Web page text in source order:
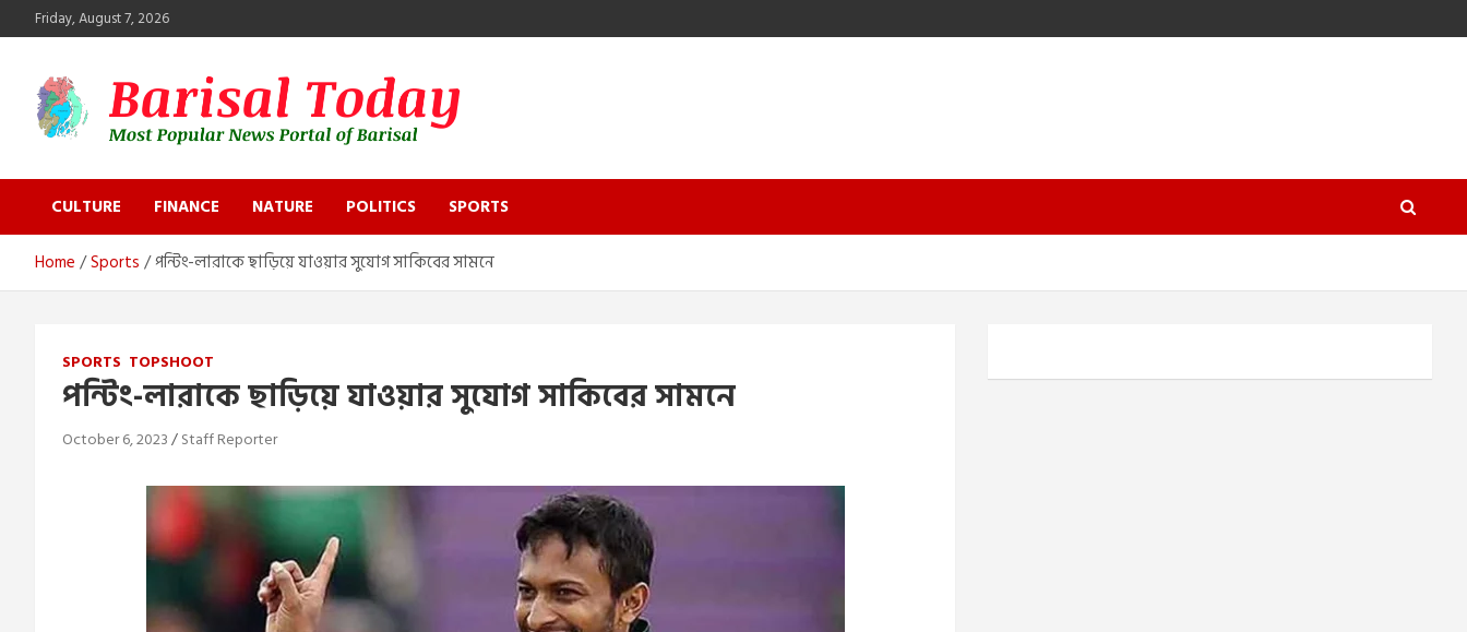
to
Friday, August 7, 2026
Barisal Today
CULTURE
FINANCE NATURE POLITICS SPORTS
Home Sports পন্টিং-লারাকে ছাড়িয়ে যাওয়ার সুযোগ সাকিবের সামনে
SPORTS TOPSHOOT
পন্টিং-লারাকে ছাড়িয়ে যাওয়ার সুযোগ সাকিবের সামনে
October 6, 2023 Staff Reporter